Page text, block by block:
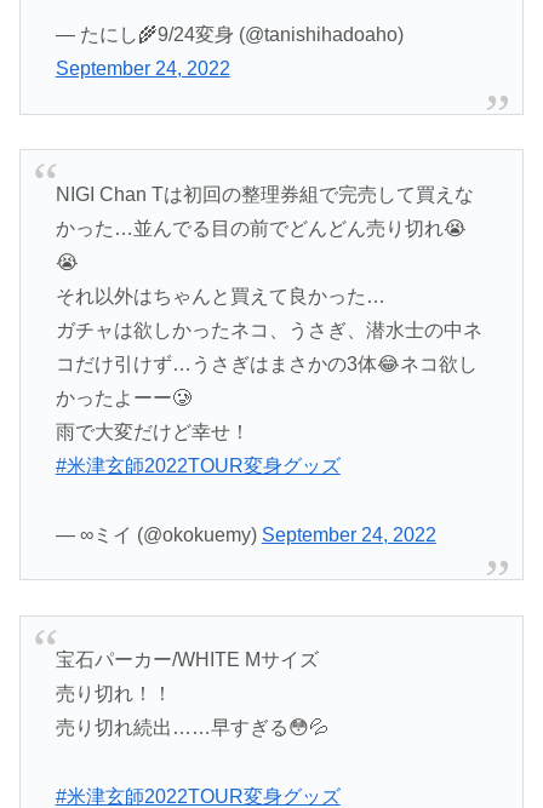
— たにし🌾9/24変身 (@tanishihadoaho)
September 24, 2022
NIGI Chan Tは初回の整理券組で完売して買えな
かった…並んでる目の前でどんどん売り切れ😭
😭
それ以外はちゃんと買えて良かった…
ガチャは欲しかったネコ、うさぎ、潜水士の中ネ
コだけ引けず…うさぎはまさかの3体😂ネコ欲し
かったよーー🥲
雨で大変だけど幸せ！
#米津玄師2022TOUR変身グッズ
— ∞ミイ (@okokuemy) September 24, 2022
宝石パーカー/WHITE Mサイズ
売り切れ！！
売り切れ続出……早すぎる😳💦
#米津玄師2022TOUR変身グッズ